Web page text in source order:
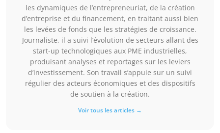
les dynamiques de l’entrepreneuriat, de la création
d’entreprise et du financement, en traitant aussi bien
les levées de fonds que les stratégies de croissance.
Journaliste, il a suivi l’évolution de secteurs allant des
start-up technologiques aux PME industrielles,
produisant analyses et reportages sur les leviers
d’investissement. Son travail s’appuie sur un suivi
régulier des acteurs économiques et des dispositifs
de soutien à la création.
Voir tous les articles →